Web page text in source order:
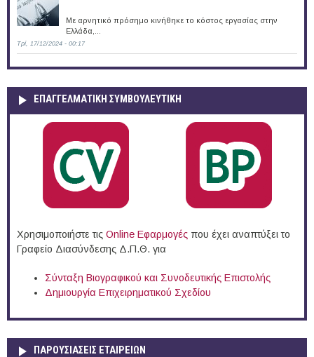
Με αρνητικό πρόσημο κινήθηκε το κόστος εργασίας στην
Ελλάδα,...
Τρί, 17/12/2024 - 00:17
ΕΠΑΓΓΕΛΜΑΤΙΚΉ ΣΥΜΒΟΥΛΕΥΤΙΚΉ
Χρησιμοποιήστε τις Online Eφαρμογές που έχει αναπτύξει το
Γραφείο Διασύνδεσης Δ.Π.Θ. για
Σύνταξη Βιογραφικού και Συνοδευτικής Επιστολής
Δημιουργία Επιχειρηματικού Σχεδίου
ΠΑΡΟΥΣΙΆΣΕΙΣ ΕΤΑΙΡΕΙΏΝ